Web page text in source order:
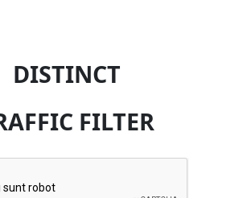
DISTINCT
FILTER